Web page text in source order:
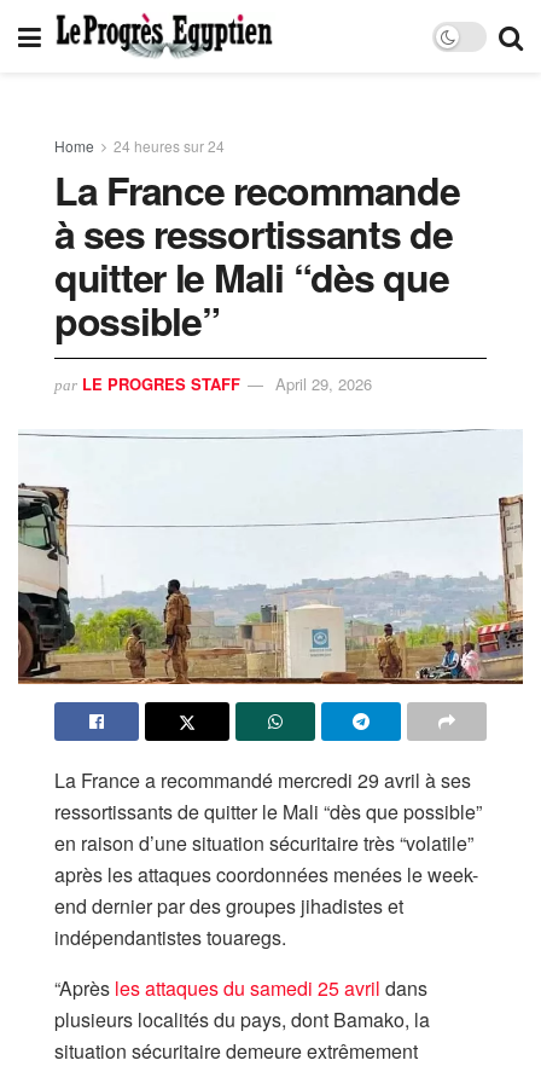
Home 24 heures sur 24
La France recommande
à ses ressortissants de
quitter le Mali “dès que
possible”
par LE PROGRES STAFF April 29, 2026
La France a recommandé ⁠mercredi 29 avril à ses
ressortissants de quitter le Mali “dès que possible”
en raison d’une situation sécuritaire très “volatile”
après les attaques coordonnées menées le week-
end dernier par des groupes jihadistes et
indépendantistes touaregs.
“Après les attaques du ‌samedi 25 avril dans
plusieurs localités du ⁠pays, dont Bamako, la
situation sécuritaire demeure extrêmement